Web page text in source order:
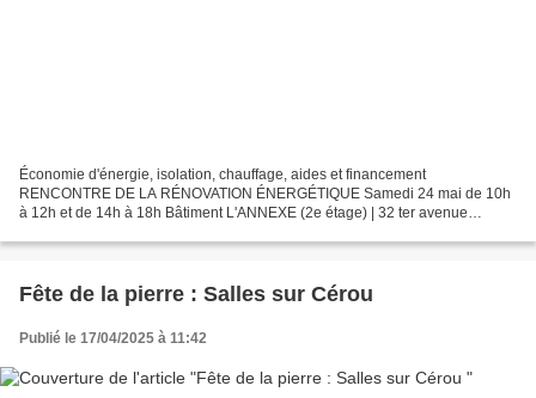
Économie d'énergie, isolation, chauffage, aides et financement
RENCONTRE DE LA RÉNOVATION ÉNERGÉTIQUE Samedi 24 mai de 10h
à 12h et de 14h à 18h Bâtiment L'ANNEXE (2e étage) | 32 ter avenue
Fête de la pierre : Salles sur Cérou
Publié le 17/04/2025 à 11:42